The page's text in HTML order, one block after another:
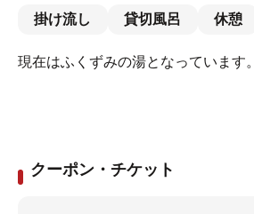
掛け流し 貸切風呂 休憩
現在はふくずみの湯となっています。
クーポン・チケット